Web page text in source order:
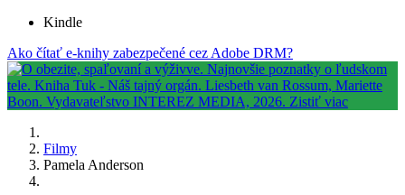
Kindle
Ako čítať e-knihy zabezpečené cez Adobe DRM?
Filmy
Pamela Anderson